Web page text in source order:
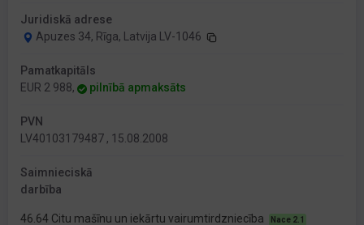
Juridiskā adrese
Apuzes 34, Rīga, Latvija LV-1046
Pamatkapitāls
EUR 2 988,
pilnībā apmaksāts
PVN
LV40103179487 , 15.08.2008
Saimnieciskā
darbība
46.64 Citu mašīnu un iekārtu vairumtirdzniecība Nace 2.1